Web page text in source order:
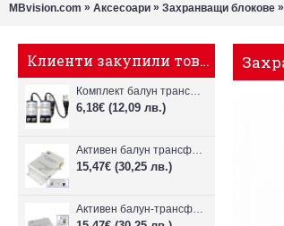
MBvision.com » Аксесоари » Захранващи блокове »
Клиенти закупили това, купиха също
Комплект балун трансформатор за пренос по FTP/UTP кабел
6,18€ (12,09 лв.)
Активен балун трансформатор предавател
15,47€ (30,25 лв.)
Активен балун-трансформатор приемник